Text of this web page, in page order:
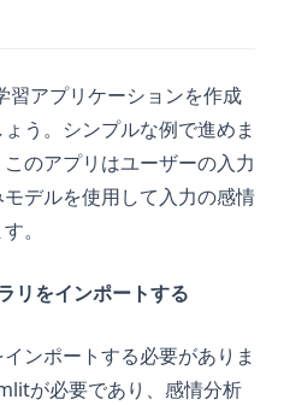
アプリケーションを作成
う。シンプルな例で進めま
のアプリはユーザーの入力
デルを使用して入力の感情
。
リをインポートする
ンポートする必要がありま
が必要であり、感情分析